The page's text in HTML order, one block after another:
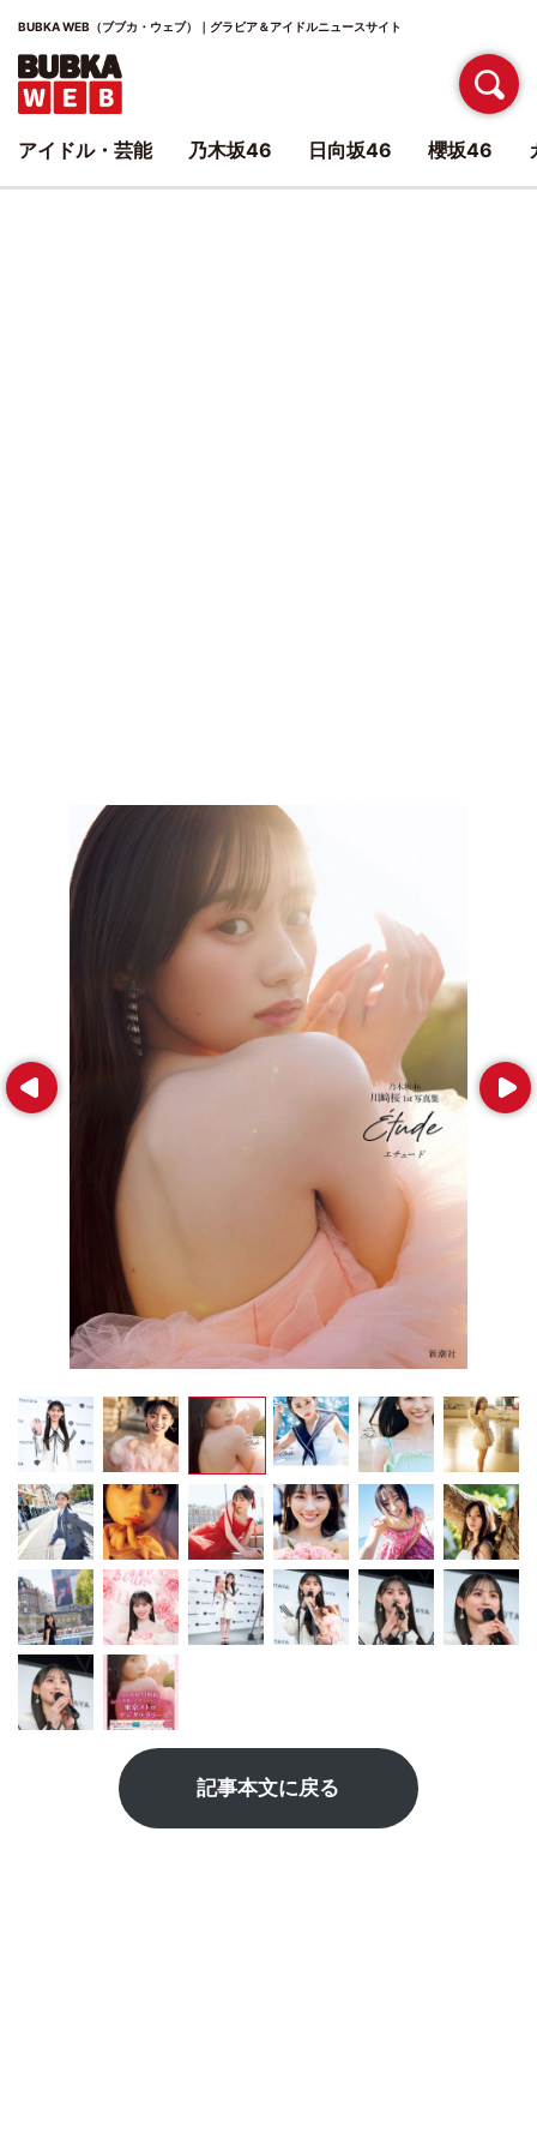
BUBKA WEB（ブブカ・ウェブ）｜グラビア＆アイドルニュースサイト
Prev Next
記事本文に戻る
アイドル・芸能 乃木坂46 日向坂46 櫻坂46